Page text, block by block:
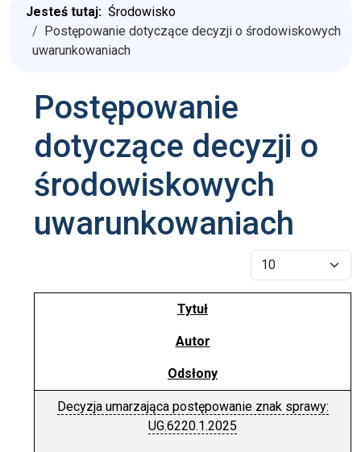
Jesteś tutaj: Środowisko
Postępowanie dotyczące decyzji o środowiskowych
uwarunkowaniach
Postępowanie
dotyczące decyzji o
środowiskowych
uwarunkowaniach
Pokaż #
Tytuł
Autor
Odsłony
Decyzja umarzająca postępowanie znak sprawy:
UG.6220.1.2025